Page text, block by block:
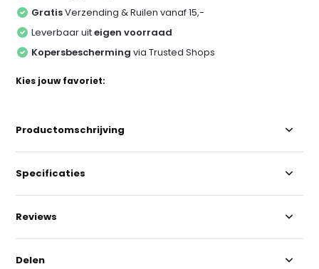
GratisVerzending & Ruilen vanaf 15,-
Leverbaar uiteigen voorraad
Kopersbescherming via Trusted Shops
Kies jouw favoriet:
Productomschrijving
Specificaties
Reviews
Delen